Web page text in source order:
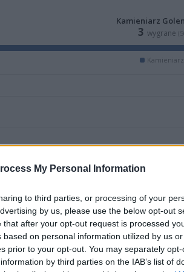
My Personal Information
to third parties, or processing of your
by us, please use the below opt-out
after your opt-out request is processed
on personal information utilized by us
prior to your opt-out. You may separately
by third parties on the IAB’s list of
Kamieniarz
3 wygrane